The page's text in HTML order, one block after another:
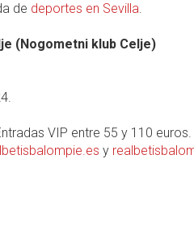
de deportes en Sevilla.
(Nogometni klub Celje)
VIP entre 55 y 110 euros.
y